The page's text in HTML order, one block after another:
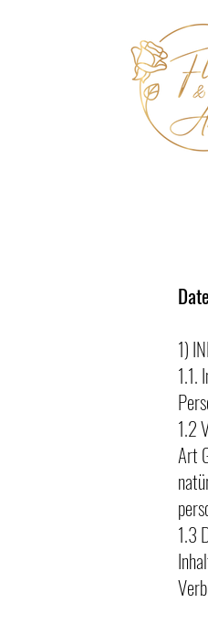
1)
1.1.
1.2
Art
1.3